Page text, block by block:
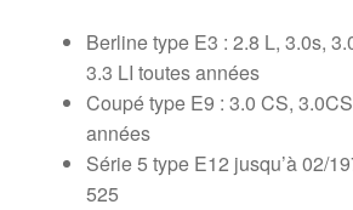
Berline type E3 : 2.8 L, 3.0s,
3.3 LI toutes années
Coupé type E9 : 3.0 CS,
années
Série 5 type E12 jusqu’à 02/
525